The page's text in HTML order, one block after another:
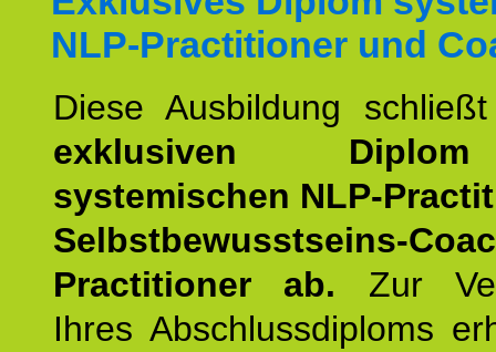
NLP-Practitioner und
Diese Ausbildung
exklusiven
systemischen NLP-
Selbstbewusstseins-
Practitioner ab. Zur
Ihres Abschlussdiploms